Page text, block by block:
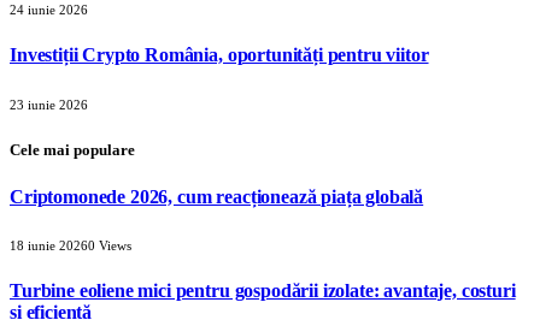
24 iunie 2026
Investiții Crypto România, oportunități pentru viitor
23 iunie 2026
Cele mai populare
Criptomonede 2026, cum reacționează piața globală
18 iunie 20260 Views
Turbine eoliene mici pentru gospodării izolate: avantaje, costuri
și eficiență